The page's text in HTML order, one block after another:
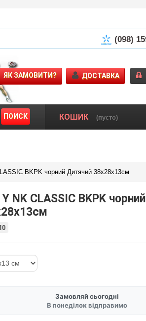
(098)
ПОИСК
ЯК ЗАМОВИТИ? ДОСТАВКА
КОШИК (пусто)
BKPK чорний Дитячий 38х28х13см
NK CLASSIC BKPK чорний
Замовляй сьогодні
В понеділок відправимо